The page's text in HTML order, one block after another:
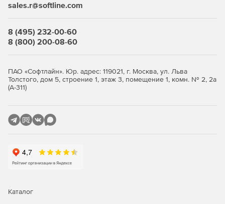
sales.r@softline.com
8 (495) 232-00-60
8 (800) 200-08-60
ПАО «Софтлайн». Юр. адрес: 119021, г. Москва, ул. Льва
Толстого, дом 5, строение 1, этаж 3, помещение 1, комн. № 2, 2а
(А-311)
Каталог